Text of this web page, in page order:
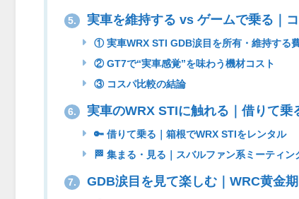
5. 実車を維持する vs ゲームで乗る｜
① 実車WRX STI GDB涙目を所有・維持する
② GT7で“実車感覚”を味わう機材コスト
③ コスパ比較の結論
6. 実車のWRX STIに触れる｜借りて乗
🔑 借りて乗る｜箱根でWRX STIをレンタル
🏁 集まる・見る｜スバルファン系ミーティン
7. GDB涙目を見て楽しむ｜WRC黄金